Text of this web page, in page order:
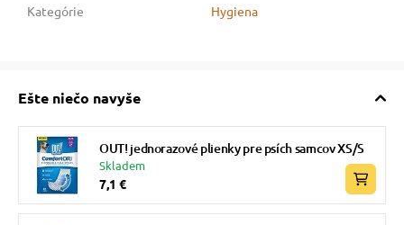
Kategórie Hygiena
Ešte niečo navyše
OUT! jednorazové plienky pre psích samcov XS/S
Skladem
7,1 €